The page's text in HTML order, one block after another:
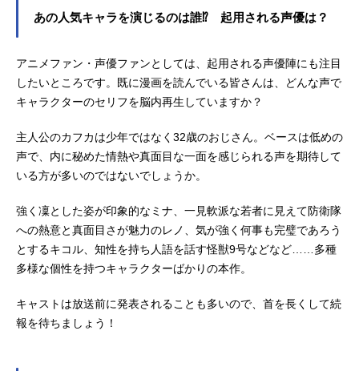
あの人気キャラを演じるのは誰⁉ 起用される声優は？
アニメファン・声優ファンとしては、起用される声優陣にも注目
したいところです。既に漫画を読んでいる皆さんは、どんな声で
キャラクターのセリフを脳内再生していますか？
主人公のカフカは少年ではなく32歳のおじさん。ベースは低めの
声で、内に秘めた情熱や真面目な一面を感じられる声を期待して
いる方が多いのではないでしょうか。
強く凜とした姿が印象的なミナ、一見軟派な若者に見えて防衛隊
への熱意と真面目さが魅力のレノ、気が強く何事も完璧であろう
とするキコル、知性を持ち人語を話す怪獣9号などなど……多種
多様な個性を持つキャラクターばかりの本作。
キャストは放送前に発表されることも多いので、首を長くして続
報を待ちましょう！